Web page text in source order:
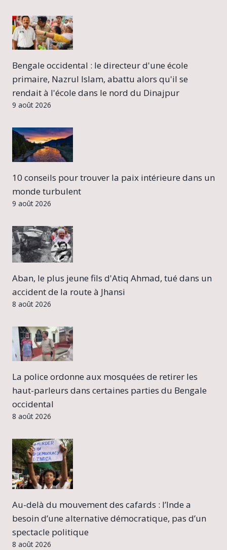
Bengale occidental : le directeur d'une école
primaire, Nazrul Islam, abattu alors qu'il se
rendait à l'école dans le nord du Dinajpur
9 août 2026
10 conseils pour trouver la paix intérieure dans un
monde turbulent
9 août 2026
Aban, le plus jeune fils d'Atiq Ahmad, tué dans un
accident de la route à Jhansi
8 août 2026
La police ordonne aux mosquées de retirer les
haut-parleurs dans certaines parties du Bengale
occidental
8 août 2026
Au-delà du mouvement des cafards : l’Inde a
besoin d’une alternative démocratique, pas d’un
spectacle politique
8 août 2026